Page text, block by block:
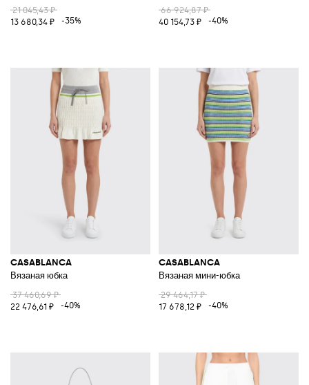
21 045,43 ₽
13 680,34 ₽
-35%
66 924,87 ₽
40 154,73 ₽
-40%
CASABLANCA
Вязаная юбка
37 460,69 ₽
22 476,61 ₽
-40%
CASABLANCA
Вязаная мини-юбка
29 464,17 ₽
17 678,12 ₽
-40%